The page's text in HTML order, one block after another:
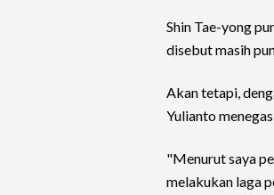
Shin Tae-yong
disebut masih
Akan tetapi,
Yulianto
"Menurut saya
melakukan laga